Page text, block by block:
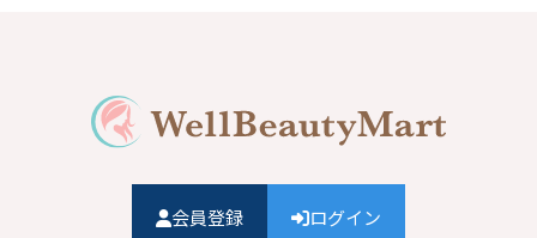
会員登録 ログイン